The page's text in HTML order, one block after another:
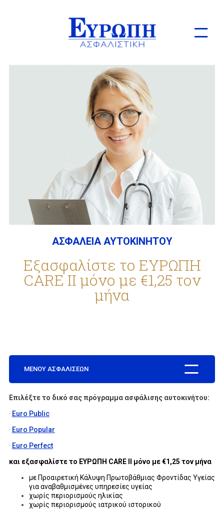
Ιδιώτες
Επιχειρήσεις
Online Ασφαλίσεις
ΣΥΧΝΕΣ ΕΡΩΤΗΣΕΙΣ
ΑΣΦΑΛΕΙΑ ΑΥΤΟΚΙΝΗΤΟΥ
Εξασφαλίστε το ΕΥΡΩΠΗ
CARE ΙΙ μόνο με €1,25 τον
μήνα
ΜΕΝΟΥ ΑΣΦΑΛΙΣΕΩΝ
Επιλέξτε το δικό σας πρόγραμμα ασφάλισης αυτοκινήτου:
· Euro Public
· Euro Popular
· Euro Perfect
και εξασφαλίστε το ΕΥΡΩΠΗ CARE ΙΙ μόνο με €1,25 τον μήνα
με Προαιρετική Κάλυψη Πρωτοβάθμιας Φροντίδας Υγείας
για αναβαθμισμένες υπηρεσίες υγείας
χωρίς περιορισμούς ηλικίας
χωρίς περιορισμούς ιατρικού ιστορικού